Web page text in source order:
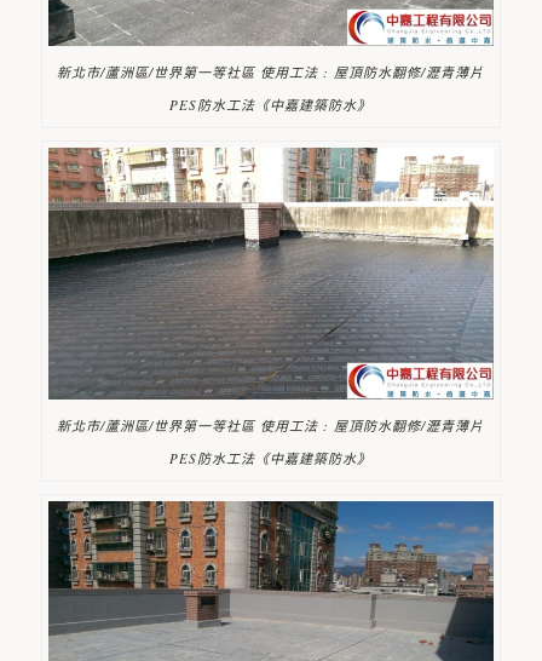
新北市/蘆洲區/世界第一等社區 使用工法 : 屋頂防水翻修/瀝青薄片
PES防水工法《中嘉建築防水》
新北市/蘆洲區/世界第一等社區 使用工法 : 屋頂防水翻修/瀝青薄片
PES防水工法《中嘉建築防水》